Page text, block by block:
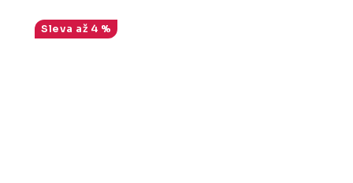
až 4 %